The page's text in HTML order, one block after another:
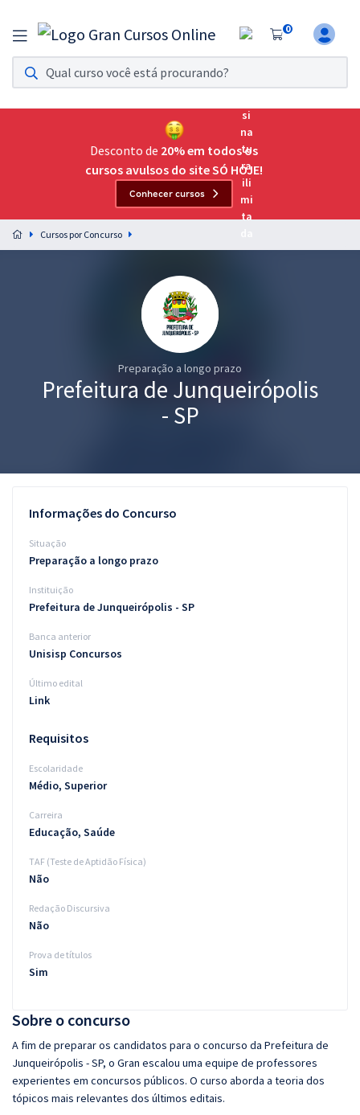
0
Assinatura Ilimitada 11
Acesso a todos os cursos. Teste grátis por 7 dias!
Assinatura OAB Até Passar
Acesso ilimitado a toda preparação para o Exame da
Preparação completa e intensiva para as principais
residências em saúde do Brasil
Conteúdo gratuito
Blog
Desconto de 20% em todos os
cursos avulsos do site SÓ HOJE!
Conhecer cursos
Cursos por Concurso
Preparação a longo prazo
Prefeitura de Junqueirópolis
- SP
Sobre o concurso
A fim de preparar os candidatos para o concurso da Prefeitura de
Junqueirópolis - SP, o Gran escalou uma equipe de professores
experientes em concursos públicos. O curso aborda a teoria dos
tópicos mais relevantes dos últimos editais.
Informações do Concurso
Situação
Preparação a longo prazo
Instituição
Prefeitura de Junqueirópolis - SP
Banca anterior
Unisisp Concursos
Último edital
Link
Requisitos
Escolaridade
Médio, Superior
Carreira
Educação, Saúde
TAF (Teste de Aptidão Física)
Não
Redação Discursiva
Não
Prova de títulos
Sim